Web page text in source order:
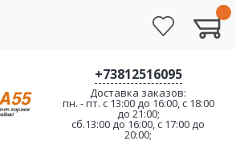
+73812516095
Доставка заказов:
пн. - пт. с 13:00 до 16:00, с 18:00
до 21:00;
сб.13:00 до 16:00, с 17:00 до
20:00;